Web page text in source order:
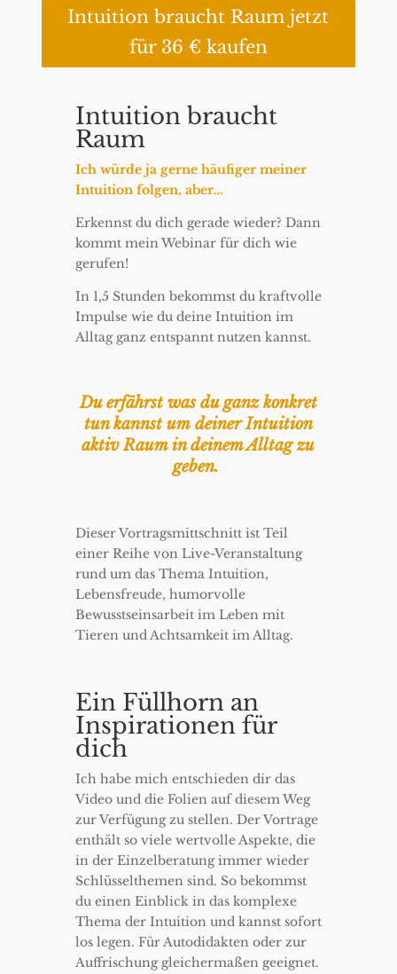
Intuition braucht Raum jetzt
für 36 € kaufen
Intuition braucht
Raum
Ich würde ja gerne häufiger meiner
Intuition folgen, aber…
Erkennst du dich gerade wieder? Dann
kommt mein Webinar für dich wie
gerufen!
In 1,5 Stunden bekommst du kraftvolle
Impulse wie du deine Intuition im
Alltag ganz entspannt nutzen kannst.
Du erfährst was du ganz konkret
tun kannst um deiner Intuition
aktiv Raum in deinem Alltag zu
geben.
Dieser Vortragsmittschnitt ist Teil
einer Reihe von Live-Veranstaltung
rund um das Thema Intuition,
Lebensfreude, humorvolle
Bewusstseinsarbeit im Leben mit
Tieren und Achtsamkeit im Alltag.
Ein Füllhorn an
Inspirationen für
dich
Ich habe mich entschieden dir das
Video und die Folien auf diesem Weg
zur Verfügung zu stellen. Der Vortrage
enthält so viele wertvolle Aspekte, die
in der Einzelberatung immer wieder
Schlüsselthemen sind. So bekommst
du einen Einblick in das komplexe
Thema der Intuition und kannst sofort
los legen. Für Autodidakten oder zur
Auffrischung gleichermaßen geeignet.